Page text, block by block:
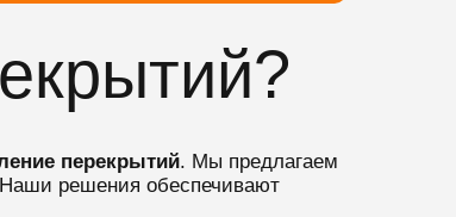
перекрытий. Мы предлагаем
решения обеспечивают